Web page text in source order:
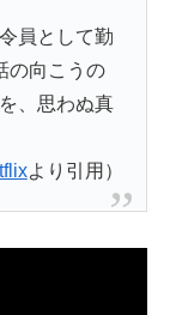
員として勤
の向こうの
、思わぬ真
より引用）